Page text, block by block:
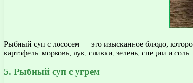
Рыбный суп с лососем — это изысканное блюдо,
картофель, морковь, лук, сливки, зелень, специи и
5. Рыбный суп с угрем